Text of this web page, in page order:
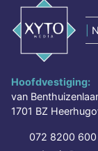
Hoofdvestiging:
van
1701 BZ
072 8200 600